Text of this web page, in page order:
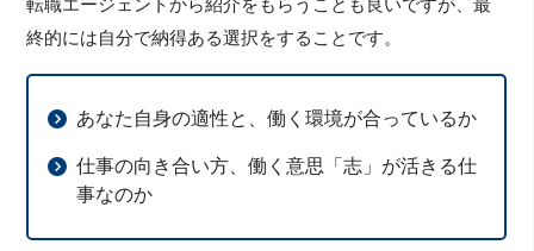
転職エージェントから紹介をもらうことも良いですが、最
終的には自分で納得ある選択をすることです。
あなた自身の適性と、働く環境が合っているか
仕事の向き合い方、働く意思「志」が活きる仕
事なのか